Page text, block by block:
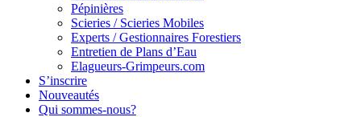
Pépinières
Scieries / Scieries Mobiles
Experts / Gestionnaires Forestiers
Entretien de Plans d’Eau
Elagueurs-Grimpeurs.com
S’inscrire
Nouveautés
Qui sommes-nous?